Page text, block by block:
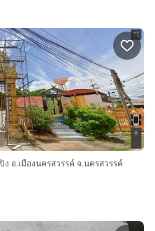
อ.เมืองนครสวรรค์ จ.นครสวรรค์